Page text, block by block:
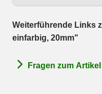
Weiterführende Links
einfarbig, 20mm"
Fragen zum Artikel